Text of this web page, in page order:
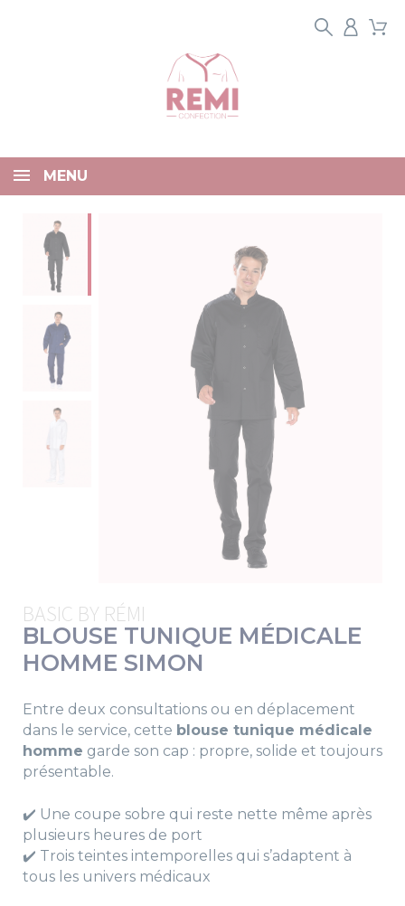
MENU
BASIC BY RÉMI
BLOUSE TUNIQUE MÉDICALE
HOMME SIMON
Entre deux consultations ou en déplacement
dans le service, cette blouse tunique médicale
homme garde son cap : propre, solide et toujours
présentable.
✔️ Une coupe sobre qui reste nette même après
plusieurs heures de port
✔️ Trois teintes intemporelles qui s’adaptent à
tous les univers médicaux